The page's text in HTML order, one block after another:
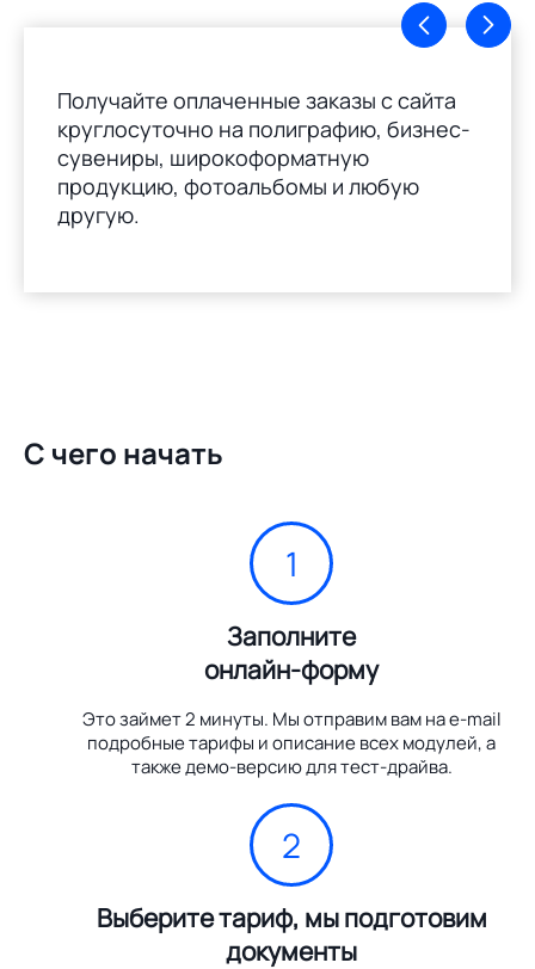
Получайте оплаченные заказы с сайта
круглосуточно на полиграфию, бизнес-
сувениры, широкоформатную
продукцию, фотоальбомы и любую
другую.
С чего начать
1
Заполните
онлайн-форму
Это займет 2 минуты. Мы отправим вам на e-mail
подробные тарифы и описание всех модулей, а
также демо-версию для тест-драйва.
2
Выберите тариф, мы подготовим
документы